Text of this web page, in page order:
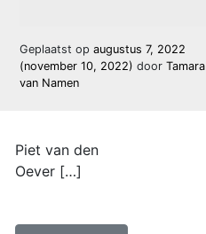
Geplaatst opaugustus 7, 2022
(november 10, 2022)door Tamara
van Namen
Piet van den
Oever […]